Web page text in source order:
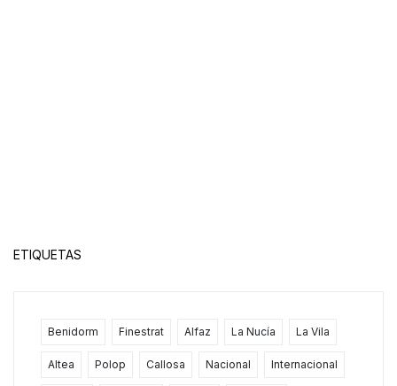
ETIQUETAS
Benidorm Finestrat Alfaz La Nucía La Vila
Altea Polop Callosa Nacional Internacional